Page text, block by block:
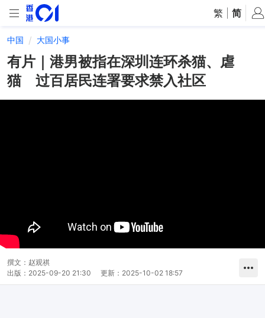
繁 简
中国 大国小事
有片｜港男被指在深圳连环杀猫、虐
猫 过百居民连署要求禁入社区
撰文： 赵观祺
出版： 2025-09-20 21:30 更新： 2025-10-02 18:57